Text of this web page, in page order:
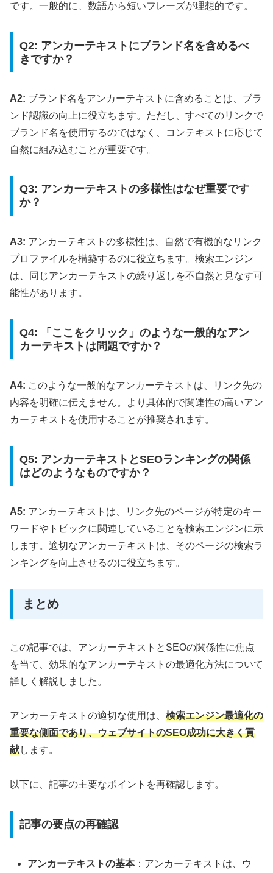
です。一般的に、数語から短いフレーズが理想的です。
Q2: アンカーテキストにブランド名を含めるべ
きですか？
A2: ブランド名をアンカーテキストに含めることは、ブラ
ンド認識の向上に役立ちます。ただし、すべてのリンクで
ブランド名を使用するのではなく、コンテキストに応じて
自然に組み込むことが重要です。
Q3: アンカーテキストの多様性はなぜ重要です
か？
A3: アンカーテキストの多様性は、自然で有機的なリンク
プロファイルを構築するのに役立ちます。検索エンジン
は、同じアンカーテキストの繰り返しを不自然と見なす可
能性があります。
Q4: 「ここをクリック」のような一般的なアン
カーテキストは問題ですか？
A4: このような一般的なアンカーテキストは、リンク先の
内容を明確に伝えません。より具体的で関連性の高いアン
カーテキストを使用することが推奨されます。
Q5: アンカーテキストとSEOランキングの関係
はどのようなものですか？
A5: アンカーテキストは、リンク先のページが特定のキー
ワードやトピックに関連していることを検索エンジンに示
します。適切なアンカーテキストは、そのページの検索ラ
ンキングを向上させるのに役立ちます。
まとめ
この記事では、アンカーテキストとSEOの関係性に焦点
を当て、効果的なアンカーテキストの最適化方法について
詳しく解説しました。
アンカーテキストの適切な使用は、 検索エンジン最適化の
重要な側面であり、ウェブサイトのSEO成功に大きく貢
献します。
以下に、記事の主要なポイントを再確認します。
記事の要点の再確認
アンカーテキストの基本：アンカーテキストは、ウ